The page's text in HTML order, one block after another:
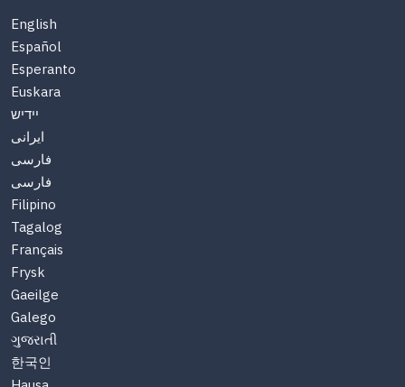
English
Español
Esperanto
Euskara
יידיש
ایرانی
فارسی
فارسی
Filipino
Tagalog
Français
Frysk
Gaeilge
Galego
ગુજરાતી
한국인